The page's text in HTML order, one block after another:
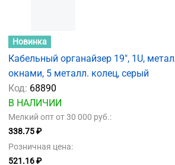
Новинка
Кабельный органайзер 19", 1U,
окнами, 5 металл. колец, серый
Код: 68890
В НАЛИЧИИ
Мелкий опт от 30 000 руб.:
338.75 ₽
Розничная цена:
521.16 ₽